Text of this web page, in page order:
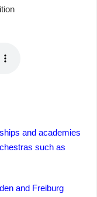
and academies
such as
and Freiburg